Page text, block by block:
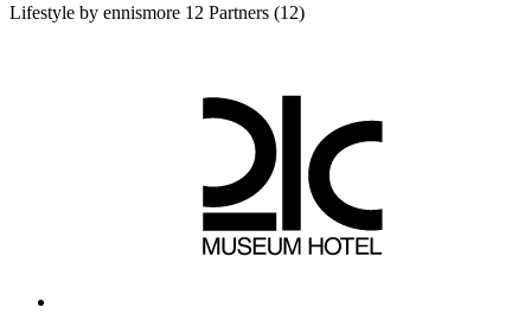
Lifestyle by ennismore 12 Partners (12)